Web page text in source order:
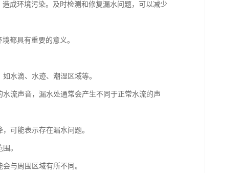
成环境污染。及时检测和修复漏水问题，可以减少
都具有重要的意义。
水滴、水迹、潮湿区域等。
流声音，漏水处通常会产生不同于正常水流的声
可能表示存在漏水问题。
。
与周围区域有所不同。